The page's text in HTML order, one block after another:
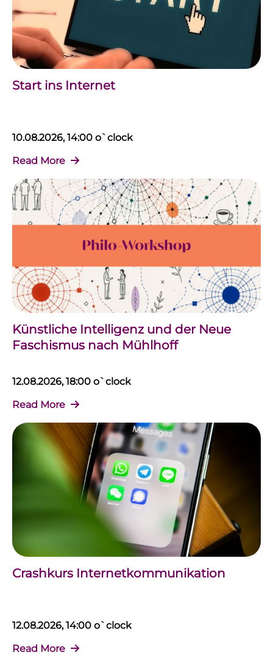
Start ins Internet
10.08.2026, 14:00 o`clock
Read More
Künstliche Intelligenz und der Neue
Faschismus nach Mühlhoff
12.08.2026, 18:00 o`clock
Read More
Crashkurs Internetkommunikation
12.08.2026, 14:00 o`clock
Read More